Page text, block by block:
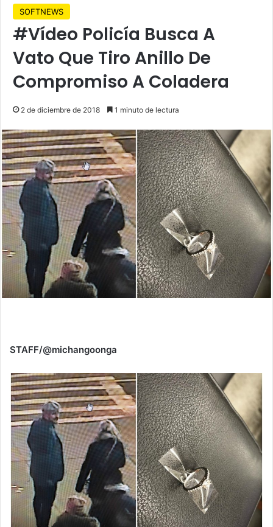
SOFTNEWS
#Vídeo Policía Busca A
Vato Que Tiro Anillo De
Compromiso A Coladera
2 de diciembre de 2018 1 minuto de lectura
STAFF/@michangoonga